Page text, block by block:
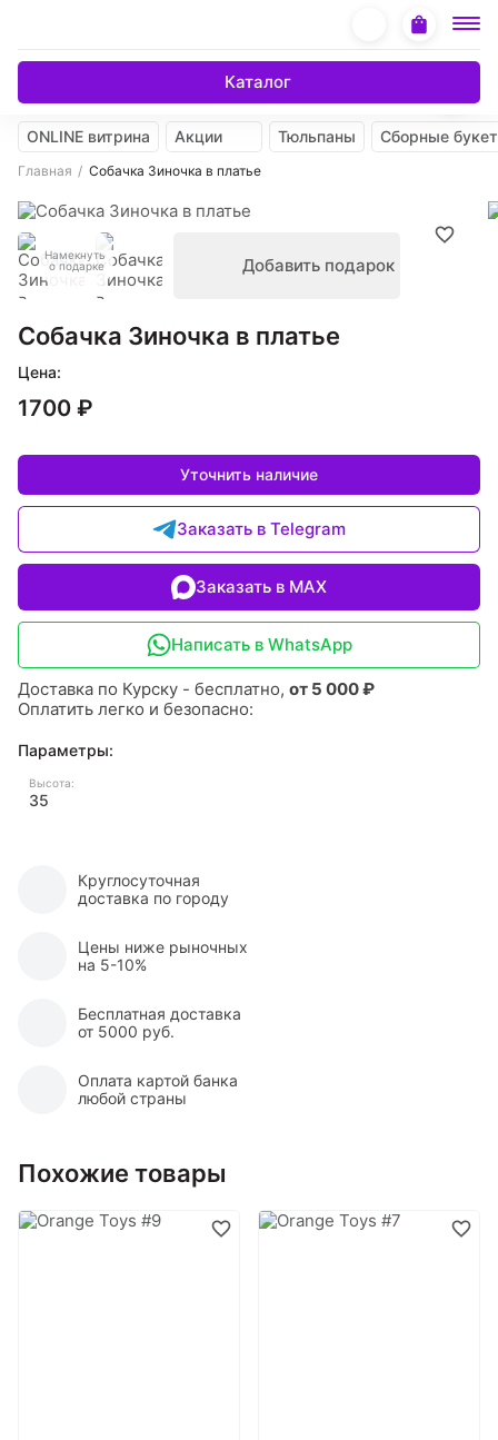
Каталог
ONLINE витрина Акции Тюльпаны Сборные
Главная Собачка Зиночка в платье
Намекнуть
о подарке
Добавить подарок
Собачка Зиночка в платье
Цена:
1700 ₽
Уточнить наличие
Заказать в Telegram
Заказать в MAX
Написать в WhatsApp
Доставка по Курску - бесплатно, от 5 000 ₽
Оплатить легко и безопасно:
Параметры:
Высота:
35
Круглосуточная
доставка по городу
Цены ниже рыночных
на 5-10%
Бесплатная доставка
от 5000 руб.
Оплата картой банка
любой страны
Похожие товары